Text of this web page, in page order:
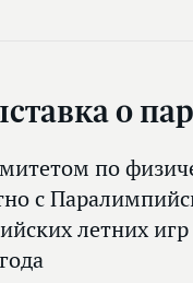
о
по
с
летних игр